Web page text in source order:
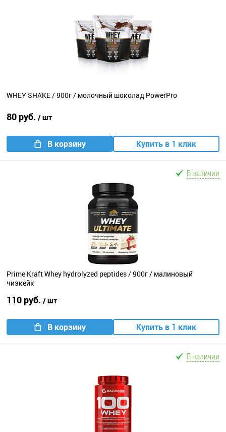
WHEY SHAKE / 900г / молочный шоколад PowerPro
80 руб. / шт
В корзину Купить в 1 клик
В наличии
Prime Kraft Whey hydrolyzed peptides / 900г / малиновый
чизкейк
110 руб. / шт
В корзину Купить в 1 клик
В наличии